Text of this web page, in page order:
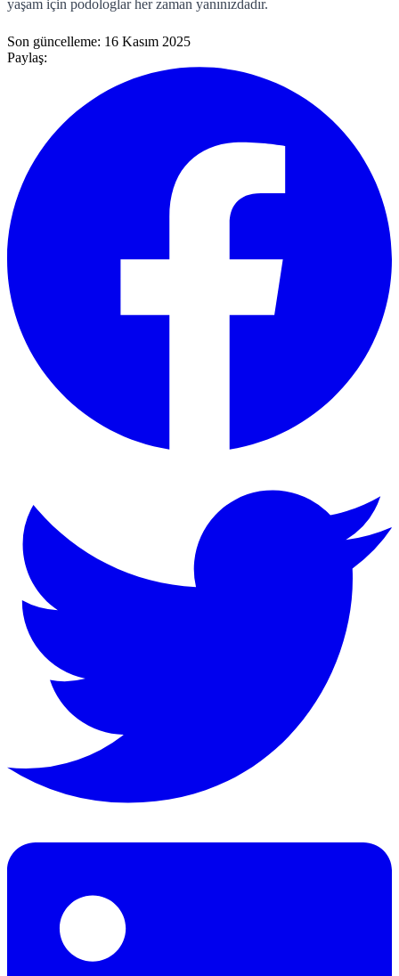
yaşam için podologlar her zaman yanınızdadır.
Son güncelleme: 16 Kasım 2025
Paylaş: